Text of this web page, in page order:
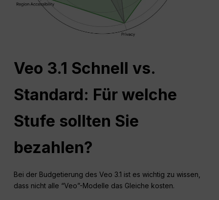
Veo 3.1 Schnell vs.
Standard: Für welche
Stufe sollten Sie
bezahlen?
Bei der Budgetierung des Veo 3.1 ist es wichtig zu wissen,
dass nicht alle “Veo”-Modelle das Gleiche kosten.